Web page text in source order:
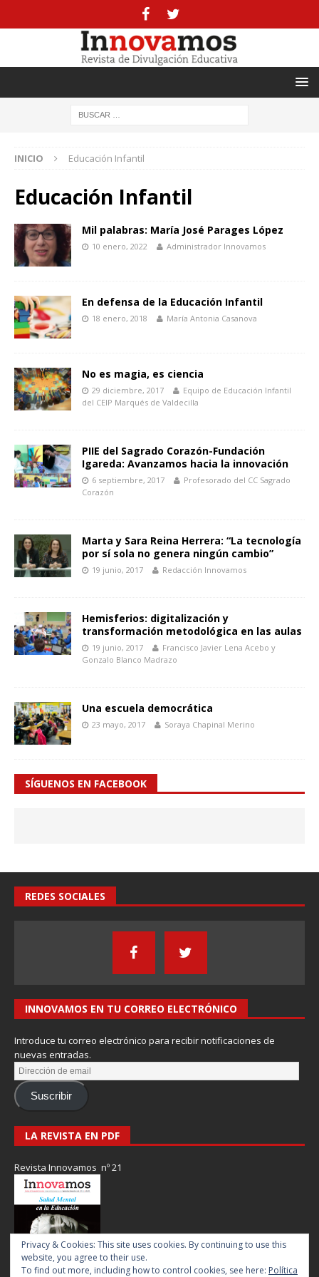
INICIO Educación Infantil
Educación Infantil
Mil palabras: María José Parages López
10 enero, 2022 Administrador Innovamos
En defensa de la Educación Infantil
18 enero, 2018 María Antonia Casanova
No es magia, es ciencia
29 diciembre, 2017
Equipo de Educación Infantil
del CEIP Marqués de Valdecilla
PIIE del Sagrado Corazón-Fundación
Igareda: Avanzamos hacia la innovación
6 septiembre, 2017
Profesorado del CC Sagrado
Corazón
Marta y Sara Reina Herrera: “La tecnología
por sí sola no genera ningún cambio”
19 junio, 2017 Redacción Innovamos
Hemisferios: digitalización y
transformación metodológica en las aulas
19 junio, 2017
Francisco Javier Lena Acebo y
Gonzalo Blanco Madrazo
Una escuela democrática
23 mayo, 2017 Soraya Chapinal Merino
SÍGUENOS EN FACEBOOK
REDES SOCIALES
INNOVAMOS EN TU CORREO ELECTRÓNICO
Introduce tu correo electrónico para recibir notificaciones de
nuevas entradas.
Suscribir
LA REVISTA EN PDF
Revista Innovamos nº 21
Privacy & Cookies: This site uses cookies. By continuing to use this
website, you agree to their use.
To find out more, including how to control cookies, see here: Política